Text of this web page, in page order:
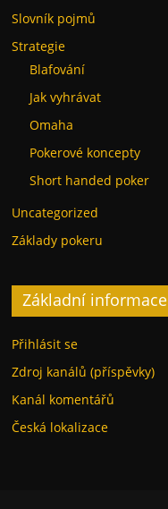
Slovník pojmů
Strategie
Blafování
Jak vyhrávat
Omaha
Pokerové koncepty
Short handed poker
Uncategorized
Základy pokeru
Základní informace
Přihlásit se
Zdroj kanálů (příspěvky)
Kanál komentářů
Česká lokalizace